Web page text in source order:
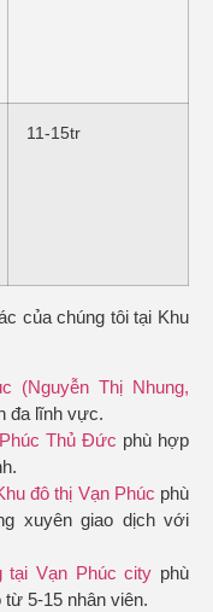
11-15tr
của chúng tôi tại Khu
(Nguyễn Thị Nhung,
đa lĩnh vực.
Thủ Đức phù hợp
đô thị Vạn Phúc phù
xuyên giao dịch với
tại Vạn Phúc city phù
5-15 nhân viên.